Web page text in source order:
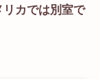
カでは別室で